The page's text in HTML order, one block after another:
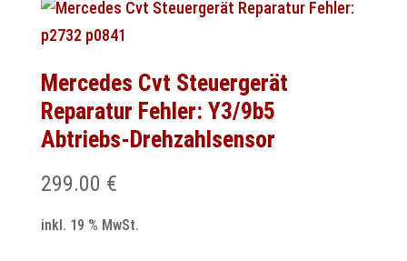
Mercedes Cvt Steuergerät
Reparatur Fehler: Y3/9b5
Abtriebs-Drehzahlsensor
299.00 €
inkl. 19 % MwSt.